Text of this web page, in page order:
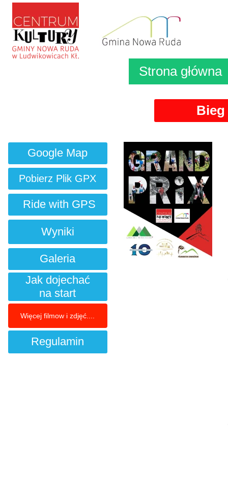
Ride with GPS
Więcej filmow i zdjęć....
Bieg
Jak dojechać
na start
Galeria
Wyniki
Pobierz Plik GPX
Google Map
Regulamin
Strona główna